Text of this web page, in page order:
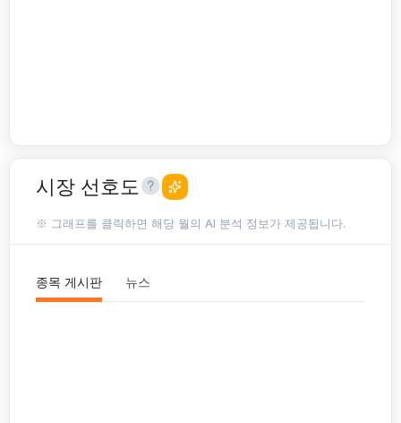
시장 선호도
※ 그래프를 클릭하면 해당 월의 AI 분석 정보가 제공됩니다.
종목 게시판 뉴스